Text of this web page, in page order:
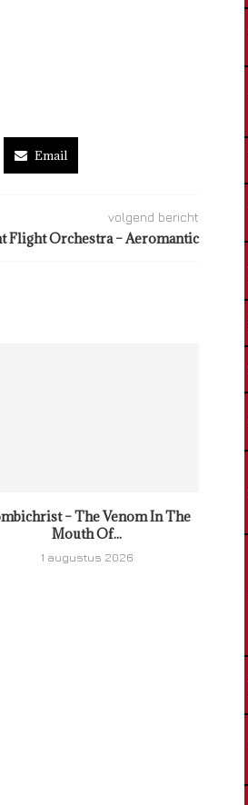
Email
volgend bericht
Flight Orchestra – Aeromantic
– The Venom In The
Mouth Of...
1 augustus 2026